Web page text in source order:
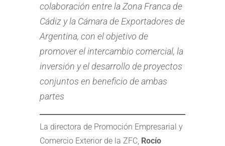
colaboración entre la Zona Franca de
Cádiz y la Cámara de Exportadores de
Argentina, con el objetivo de
promover el intercambio comercial, la
inversión y el desarrollo de proyectos
conjuntos en beneficio de ambas
partes
La directora de Promoción Empresarial y
Comercio Exterior de la ZFC, Rocío